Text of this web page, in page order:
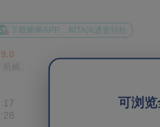
可浏
下载蝌蝌APP，和TA沟通更轻松
9.0